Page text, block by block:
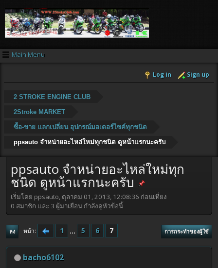
Main Menu
Log in Sign up
2 STROKE ENGINE CLUB
2Stroke MARKET
ซื้อ-ขาย แลกเปลี่ยน อุปกรณ์มอเตอร์ไซค์ทุกชนิด
ppsauto จำหน่ายอะไหล่ใหม่ทุกชนิด ดูหน้าแรกนะครับ
ppsauto จำหน่ายอะไหล่ใหม่ทุก
ชนิด ดูหน้าแรกนะครับ
เริ่มโดย ppsauto, ตุลาคม 01, 2013, 12:08:36 ก่อนเที่ยง
0 สมาชิก และ 3 ผู้มาเยือน กำลังดูหัวข้อนี้
ลง หน้า 1 ... 5 6 7 การกระทำของผู้ใช้
bacho6102